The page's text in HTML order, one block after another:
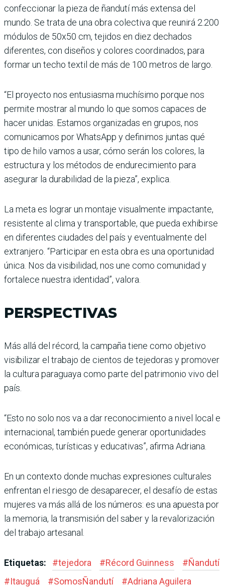
confeccionar la pieza de ñandutí más extensa del
mundo. Se trata de una obra colectiva que reunirá 2.200
módulos de 50x50 cm, tejidos en diez dechados
diferentes, con diseños y colores coordinados, para
formar un techo textil de más de 100 metros de largo.
“El proyecto nos entusiasma muchísimo porque nos
permite mostrar al mundo lo que somos capaces de
hacer unidas. Estamos organizadas en grupos, nos
comunicamos por WhatsApp y definimos juntas qué
tipo de hilo vamos a usar, cómo serán los colores, la
estructura y los métodos de endurecimiento para
asegurar la durabilidad de la pieza”, explica.
La meta es lograr un montaje visualmente impactante,
resistente al clima y transportable, que pueda exhibirse
en diferentes ciudades del país y eventualmente del
extranjero. “Participar en esta obra es una oportunidad
única. Nos da visibilidad, nos une como comunidad y
fortalece nuestra identidad”, valora.
PERSPECTIVAS
Más allá del récord, la campaña tiene como objetivo
visibilizar el trabajo de cientos de tejedoras y promover
la cultura paraguaya como parte del patrimonio vivo del
país.
“Esto no solo nos va a dar reconocimiento a nivel local e
internacional, también puede generar oportunidades
económicas, turísticas y educativas”, afirma Adriana.
En un contexto donde muchas expresiones culturales
enfrentan el riesgo de desaparecer, el desafío de estas
mujeres va más allá de los números: es una apuesta por
la memoria, la transmisión del saber y la revalorización
del trabajo artesanal.
Etiquetas: #tejedora #Récord Guinness #Ñandutí
#Itauguá #SomosÑandutí #Adriana Aguilera